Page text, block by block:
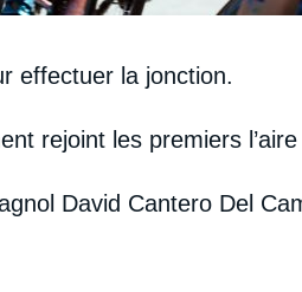
effectuer la jonction.
rejoint les premiers
David Cantero Del